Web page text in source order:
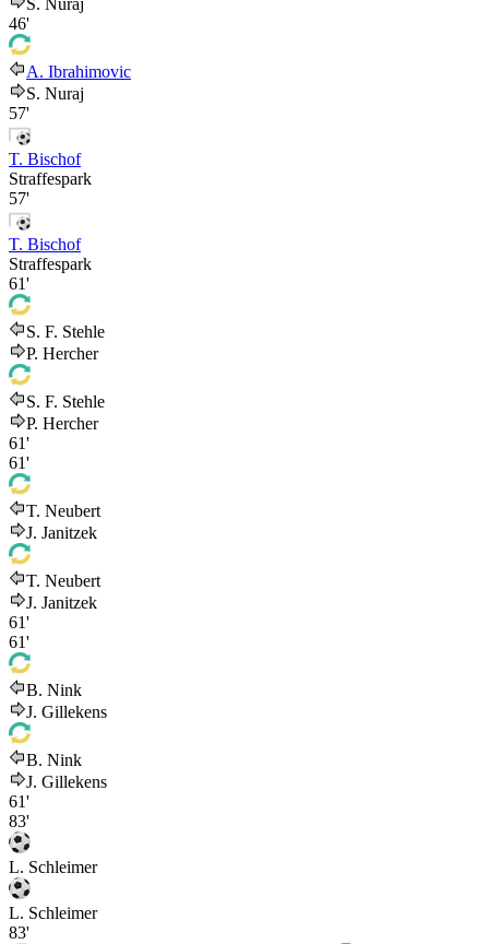
S. Nuraj
46'
A. Ibrahimovic
S. Nuraj
57'
T. Bischof
Straffespark
57'
T. Bischof
Straffespark
61'
S. F. Stehle
P. Hercher
S. F. Stehle
P. Hercher
61'
61'
T. Neubert
J. Janitzek
T. Neubert
J. Janitzek
61'
61'
B. Nink
J. Gillekens
B. Nink
J. Gillekens
61'
83'
L. Schleimer
L. Schleimer
83'